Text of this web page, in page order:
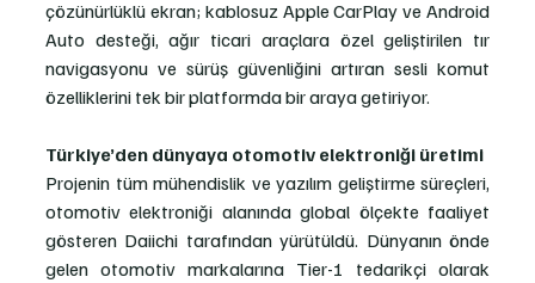
çözünürlüklü ekran; kablosuz Apple CarPlay ve Android
Auto desteği, ağır ticari araçlara özel geliştirilen tır
navigasyonu ve sürüş güvenliğini artıran sesli komut
özelliklerini tek bir platformda bir araya getiriyor.
Türkiye’den dünyaya otomotiv elektroniği üretimi
Projenin tüm mühendislik ve yazılım geliştirme süreçleri,
otomotiv elektroniği alanında global ölçekte faaliyet
gösteren Daiichi tarafından yürütüldü. Dünyanın önde
gelen otomotiv markalarına Tier-1 tedarikçi olarak